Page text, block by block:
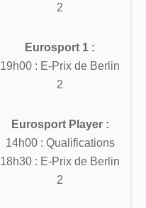
2
Eurosport 1 :
19h00 : E-Prix de Berlin
2
Eurosport Player :
14h00 : Qualifications
18h30 : E-Prix de Berlin
2